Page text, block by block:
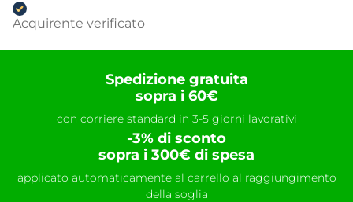
Acquirente verificato
Spedizione gratuita
sopra i 60€
con corriere standard in 3-5 giorni lavorativi
-3% di sconto
sopra i 300€ di spesa
applicato automaticamente al carrello al raggiungimento
della soglia